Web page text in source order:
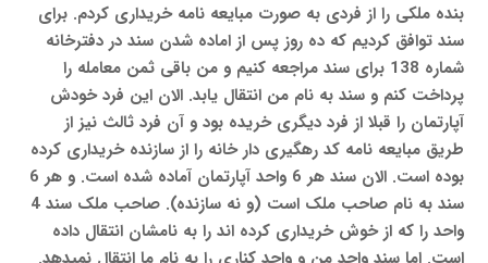
بنده ملکی را از فردی به صورت مبایعه نامه خریداری کردم. برای
سند توافق کردیم که ده روز پس از اماده شدن سند در دفترخانه
شماره 138 برای سند مراجعه کنیم و من باقی ثمن معامله را
پرداخت کنم و سند به نام من انتقال یابد. الان این فرد خودش
آپارتمان را قبلا از فرد دیگری خریده بود و آن فرد ثالث نیز از
طریق مبایعه نامه کد رهگیری دار خانه را از سازنده خریداری کرده
بوده است. الان سند هر 6 واحد آپارتمان آماده شده است. و هر 6
سند به نام صاحب ملک است (و نه سازنده). صاحب ملک سند 4
واحد را که از خوش خریداری کرده اند را به نامشان انتقال داده